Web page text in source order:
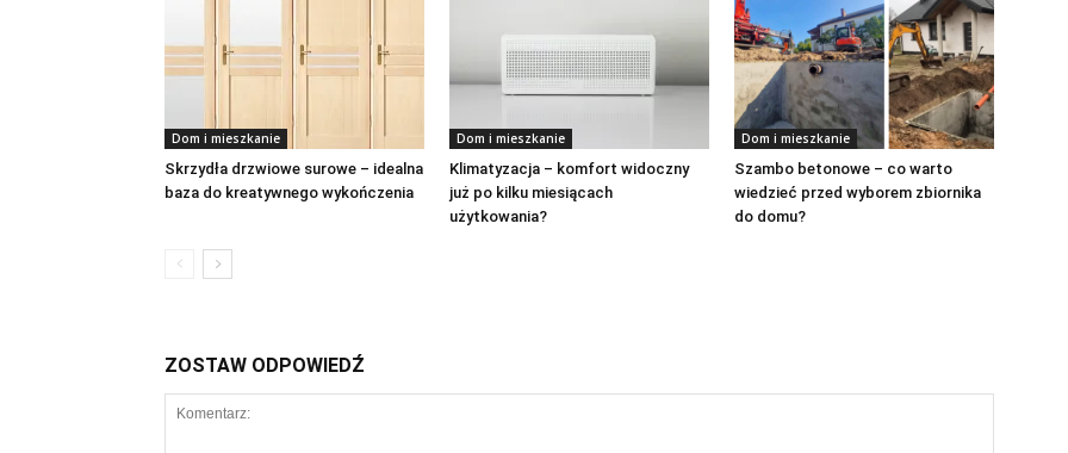
Dom i mieszkanie
Skrzydła drzwiowe surowe – idealna
baza do kreatywnego wykończenia
Dom i mieszkanie
Klimatyzacja – komfort widoczny
już po kilku miesiącach
użytkowania?
Dom i mieszkanie
Szambo betonowe – co warto
wiedzieć przed wyborem zbiornika
do domu?
ZOSTAW ODPOWIEDŹ